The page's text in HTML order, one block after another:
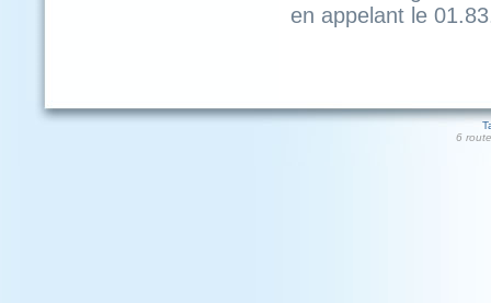
en appelant le
6